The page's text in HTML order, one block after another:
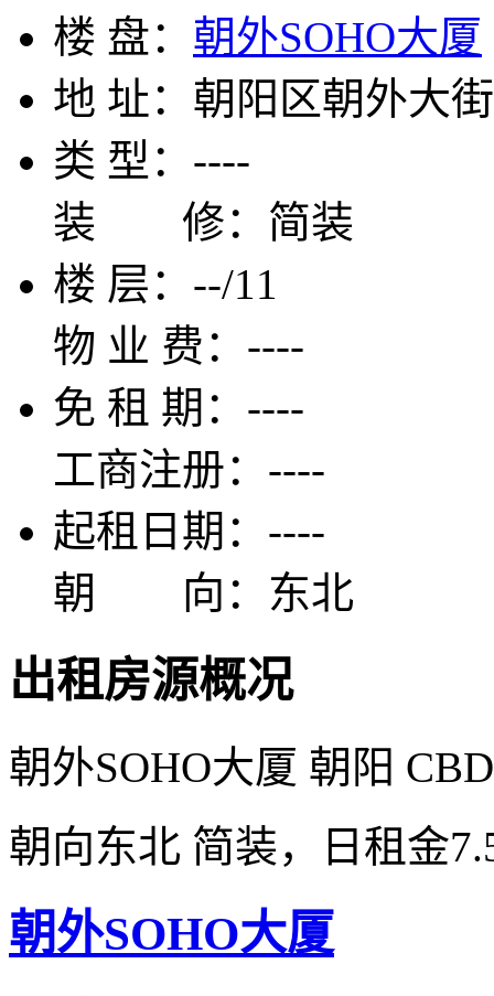
楼 盘： 朝外SOHO大厦
地 址： 朝阳区朝外大
类 型： ----
装 修： 简装
楼 层： --/11
物 业 费： ----
免 租 期： ----
工商注册： ----
起租日期： ----
朝 向： 东北
出租房源概况
朝外SOHO大厦 朝阳
朝向东北 简装，日租金
朝外SOHO大厦